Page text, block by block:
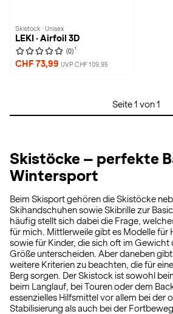
Skistock · Unisex
LEKI · Airfoil 3D
(0) 1
CHF 73,99 UVP CHF 109,95
Seite 1 von 1
Skistöcke – perfekte
Wintersport
Beim Skisport gehören die Skistöcke
Skihandschuhen sowie Skibrille zur
häufig stellt sich dabei die Frage,
für mich. Mittlerweile gibt es Modelle für
sowie für Kinder, die sich oft im Gewicht
Größe unterscheiden. Aber daneben
weitere Kriterien zu beachten, die für
Berg sorgen. Der Skistock ist sowohl
beim Langlauf, bei Touren oder dem
essenzielles Hilfsmittel vor allem bei der
Stabilisierung als auch bei der